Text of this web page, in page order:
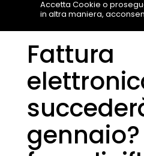
Fattura
gennaio?
Accetta Cookie o
in altra maniera,